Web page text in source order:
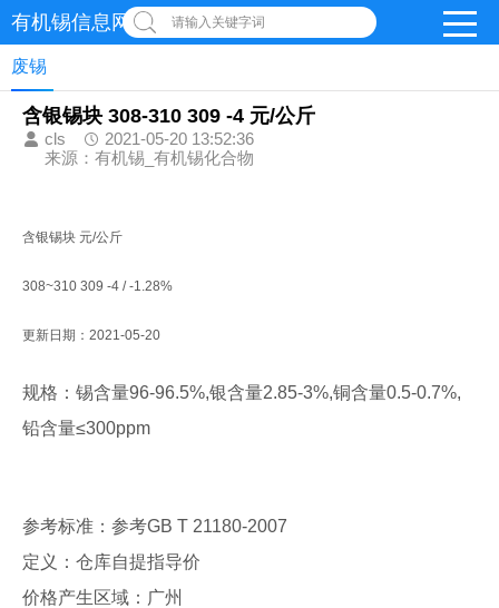
有机锡信息网 请输入关键字词
废锡
含银锡块 308-310 309 -4 元/公斤
cls
2021-05-20 13:52:36
来源：有机锡_有机锡化合物
含银锡块 元/公斤
308~310 309 -4 / -1.28%
更新日期：2021-05-20
规格：锡含量96-96.5%,银含量2.85-3%,铜含量0.5-0.7%,
铅含量≤300ppm
参考标准：参考GB T 21180-2007
定义：仓库自提指导价
价格产生区域：广州